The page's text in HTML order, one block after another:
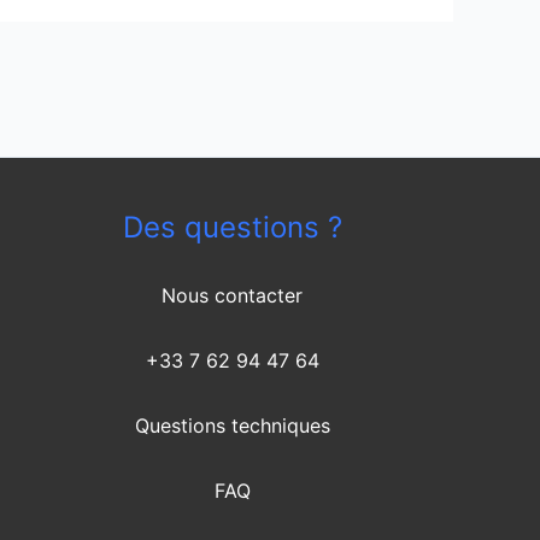
Des questions ?
Nous contacter
+33 7 62 94 47 64
Questions techniques
FAQ